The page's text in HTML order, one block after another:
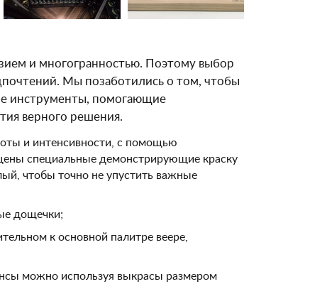
и многогранностью. Поэтому выбор
Мы позаботились о том, чтобы
инструменты, помогающие
верного решения.
и интенсивности, с помощью
специальные демонстрирующие краску
чтобы точно не упустить важные
дощечки;
к основной палитре веере,
можно используя выкрасы размером